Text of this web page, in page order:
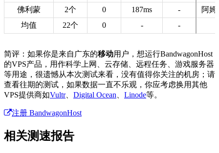
佛利蒙 2个 0 187ms -
阿
均值
22个 0 - -
简评：如果你是来自广东的移动用户，想运行BandwagonHost
的VPS产品，用作科学上网、云存储、远程任务、游戏服务器
等用途，很遗憾从本次测试来看，没有值得你关注的机房；请
查看往期的测试，如果数据一直不乐观，你应考虑换用其他
VPS提供商如Vultr、 Digital Ocean Linode等。
注册 BandwagonHost
相关测速报告